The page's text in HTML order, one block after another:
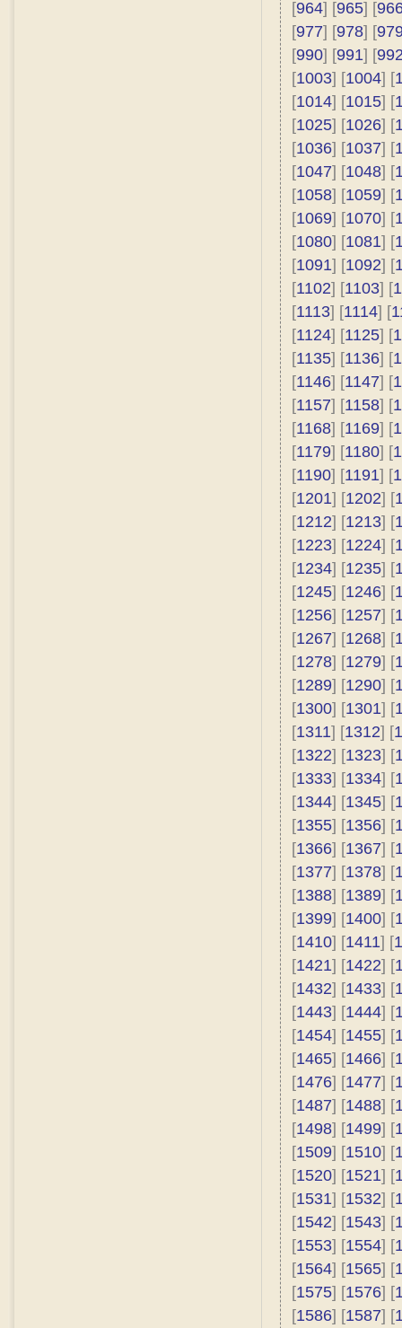
[964] [965] [
[977] [978] [
[990] [991] [
[1003] [1004] [
[1014] [1015] [
[1025] [1026] [
[1036] [1037] [
[1047] [1048] [
[1058] [1059] [
[1069] [1070] [
[1080] [1081] [
[1091] [1092] [
[1102] [1103] [
[1113] [1114] [
[1124] [1125] [
[1135] [1136] [
[1146] [1147] [
[1157] [1158] [
[1168] [1169] [
[1179] [1180] [
[1190] [1191] [
[1201] [1202] [
[1212] [1213] [
[1223] [1224] [
[1234] [1235] [
[1245] [1246] [
[1256] [1257] [
[1267] [1268] [
[1278] [1279] [
[1289] [1290] [
[1300] [1301] [
[1311] [1312] [
[1322] [1323] [
[1333] [1334] [
[1344] [1345] [
[1355] [1356] [
[1366] [1367] [
[1377] [1378] [
[1388] [1389] [
[1399] [1400] [
[1410] [1411] [
[1421] [1422] [
[1432] [1433] [
[1443] [1444] [
[1454] [1455] [
[1465] [1466] [
[1476] [1477] [
[1487] [1488] [
[1498] [1499] [
[1509] [1510] [
[1520] [1521] [
[1531] [1532] [
[1542] [1543] [
[1553] [1554] [
[1564] [1565] [
[1575] [1576] [
[1586] [1587] [